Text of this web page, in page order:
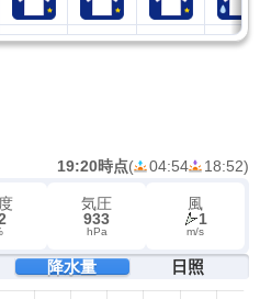
19:20時点( 04:54 18:52)
気圧
933
hPa
風
1
m/s
降水量 日照